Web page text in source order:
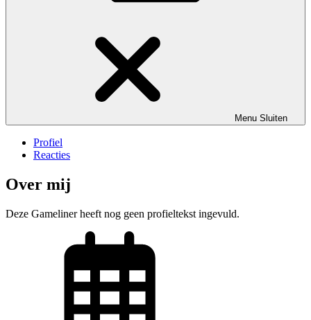
Menu Sluiten
Profiel
Reacties
Over mij
Deze Gameliner heeft nog geen profieltekst ingevuld.